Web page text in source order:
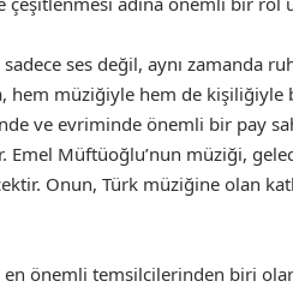
ses değil, aynı zamanda
hem müziğiyle hem de kişiliğiyle
ve evriminde önemli bir pay
Emel Müftüoğlu’nun müziği,
Onun, Türk müziğine olan
önemli temsilcilerinden biri